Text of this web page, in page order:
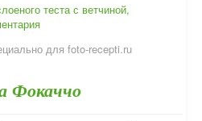
теста с ветчиной,
для foto-recepti.ru
Фокаччо